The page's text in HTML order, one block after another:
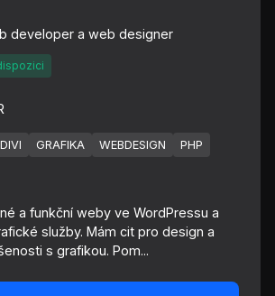
developer a web designer
DIVI GRAFIKA WEBDESIGN
PHP
a funkční weby ve WordPressu a
služby. Mám cit pro design a
s grafikou. Pom...